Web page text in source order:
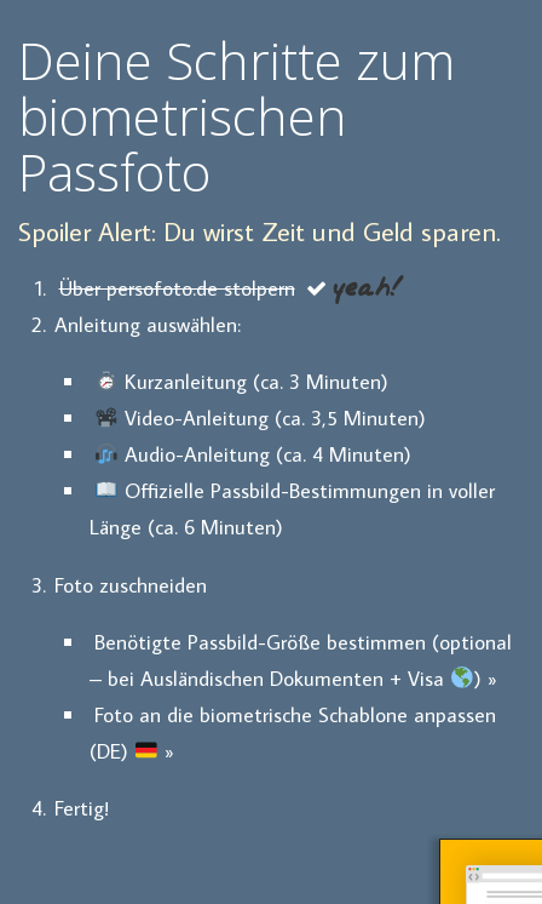
Deine Schritte zum
biometrischen
Passfoto
Spoiler Alert: Du wirst Zeit und Geld sparen.
Über persofoto.de stolpern yeah!
Anleitung auswählen:
Kurzanleitung (ca. 3 Minuten)
Video-Anleitung (ca. 3,5 Minuten)
Audio-Anleitung (ca. 4 Minuten)
Offizielle Passbild-Bestimmungen in voller
Länge (ca. 6 Minuten)
Foto zuschneiden
Benötigte Passbild-Größe bestimmen (optional
– bei Ausländischen Dokumenten + Visa
) »
Foto an die biometrische Schablone anpassen
(DE)
»
Fertig!